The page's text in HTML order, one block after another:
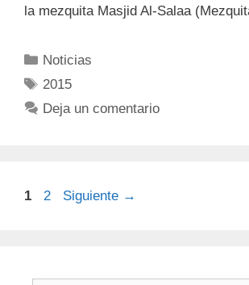
la mezquita Masjid Al-Salaa
Noticias
2015
Deja un comentario
1 2 Siguiente →